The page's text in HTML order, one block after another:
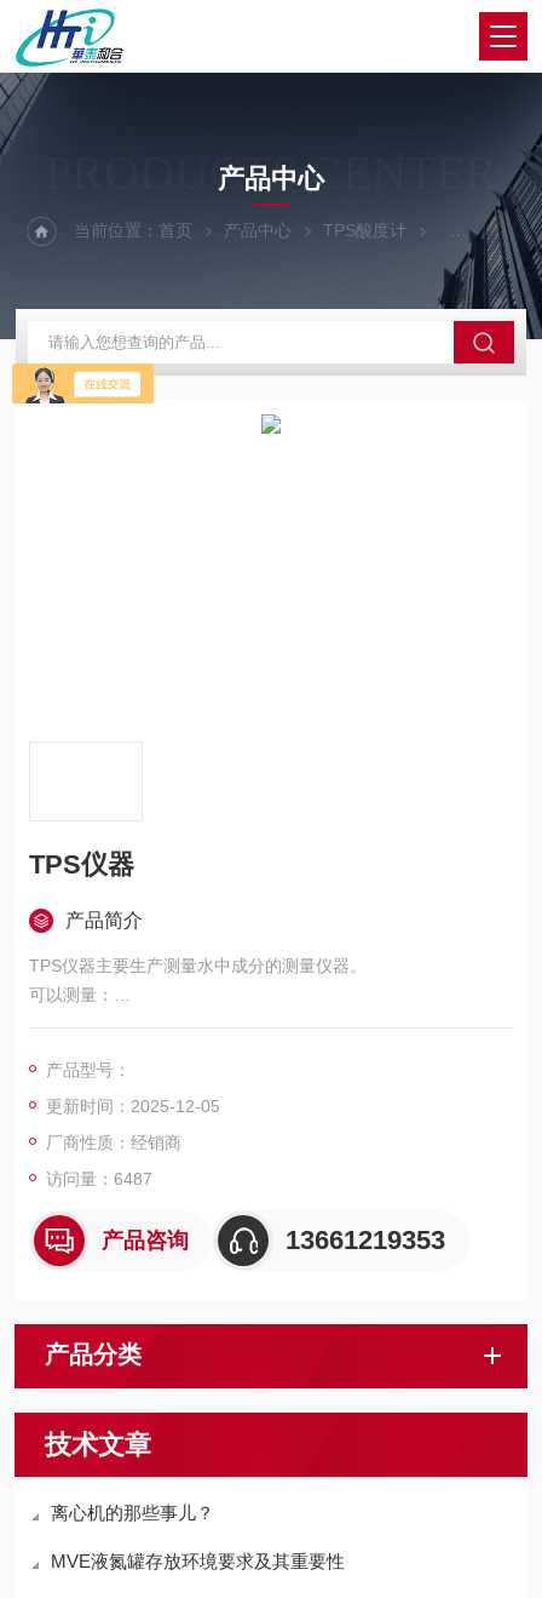
PRODUCTS CENTER
产品中心
当前位置：首页 产品中心 TPS酸度计 TPS仪器
TPS仪器
产品简介
TPS仪器主要生产测量水中成分的测量仪器。
可以测量：
溶氧
氧化还原
特定离子
导电率
浊度
温度
我们的一起从便携手持式到实验室精密控制仪器，历经40年的专
产品型号：
更新时间：2025-12-05
厂商性质：经销商
访问量：6487
产品咨询 13661219353
产品分类
技术文章
离心机的那些事儿？
MVE液氮罐存放环境要求及其重要性